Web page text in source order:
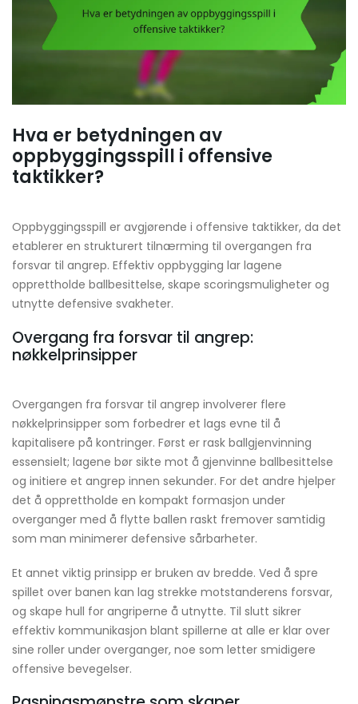
Hva er betydningen av
oppbyggingsspill i offensive
taktikker?
Oppbyggingsspill er avgjørende i offensive taktikker, da det
etablerer en strukturert tilnærming til overgangen fra
forsvar til angrep. Effektiv oppbygging lar lagene
opprettholde ballbesittelse, skape scoringsmuligheter og
utnytte defensive svakheter.
Overgang fra forsvar til angrep:
nøkkelprinsipper
Overgangen fra forsvar til angrep involverer flere
nøkkelprinsipper som forbedrer et lags evne til å
kapitalisere på kontringer. Først er rask ballgjenvinning
essensielt; lagene bør sikte mot å gjenvinne ballbesittelse
og initiere et angrep innen sekunder. For det andre hjelper
det å opprettholde en kompakt formasjon under
overganger med å flytte ballen raskt fremover samtidig
som man minimerer defensive sårbarheter.
Et annet viktig prinsipp er bruken av bredde. Ved å spre
spillet over banen kan lag strekke motstanderens forsvar,
og skape hull for angriperne å utnytte. Til slutt sikrer
effektiv kommunikasjon blant spillerne at alle er klar over
sine roller under overganger, noe som letter smidigere
offensive bevegelser.